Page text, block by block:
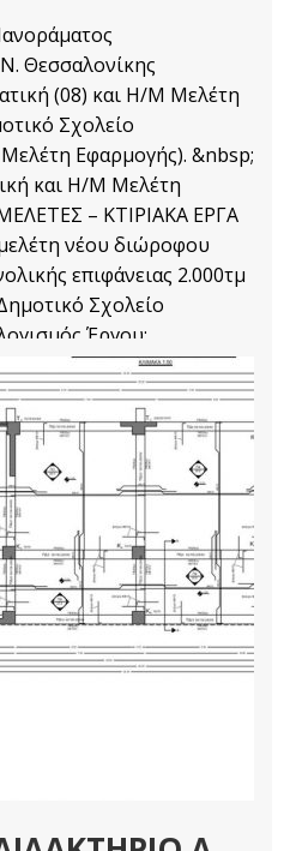
Θεσσαλονίκης
(08) και Η/Μ Μελέτη
Σχολείο
Εφαρμογής). &nbsp;
και Η/Μ Μελέτη
– ΚΤΙΡΙΑΚΑ ΕΡΓΑ
νέου διώροφου
επιφάνειας 2.000τμ
Σχολείο
Έργου:
Στατικές Μελέτες